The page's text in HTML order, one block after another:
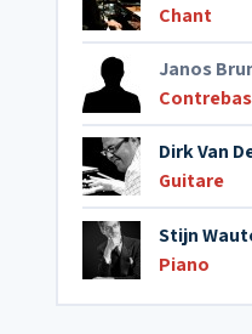
Chant
Janos
Dirk Van
Guitare
Stijn
Piano